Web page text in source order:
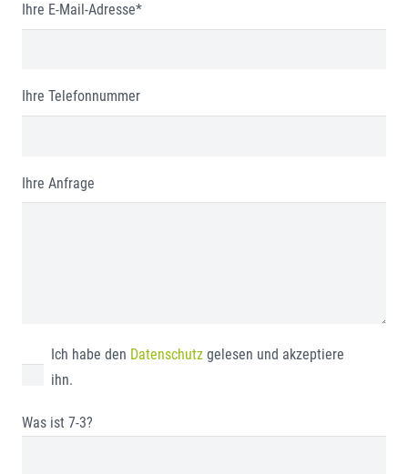
Ihre E-Mail-Adresse*
Ihre Telefonnummer
Ihre Anfrage
Ich habe den Datenschutz gelesen und akzeptiere
ihn.
Was ist 7-3?